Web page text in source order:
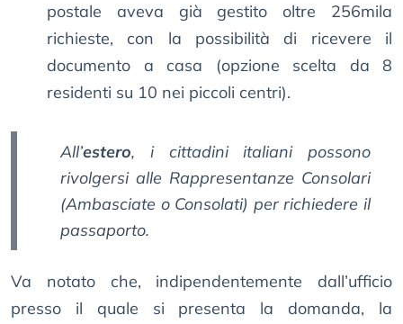
postale aveva già gestito oltre 256mila
richieste, con la possibilità di ricevere il
documento a casa (opzione scelta da 8
residenti su 10 nei piccoli centri).
All’estero, i cittadini italiani possono
rivolgersi alle Rappresentanze Consolari
(Ambasciate o Consolati) per richiedere il
passaporto.
Va notato che, indipendentemente dall’ufficio
presso il quale si presenta la domanda, la